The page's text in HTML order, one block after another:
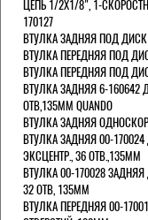
ЦЕПЬ 1/2Х1/8", 1-
170127
ВТУЛКА ЗАДНЯЯ ПОД ДИСК
ВТУЛКА ПЕРЕДНЯЯ ПОД
ВТУЛКА ПЕРЕДНЯЯ ПОД
ВТУЛКА ЗАДНЯЯ 6-160642
ОТВ,135ММ QUANDO
ВТУЛКА ЗАДНЯЯ
ВТУЛКА ЗАДНЯЯ 00-
ЭКСЦЕНТР., 36 ОТВ.,135ММ
ВТУЛКА 00-170028
32 ОТВ, 135ММ
ВТУЛКА ПЕРЕДНЯЯ 00-